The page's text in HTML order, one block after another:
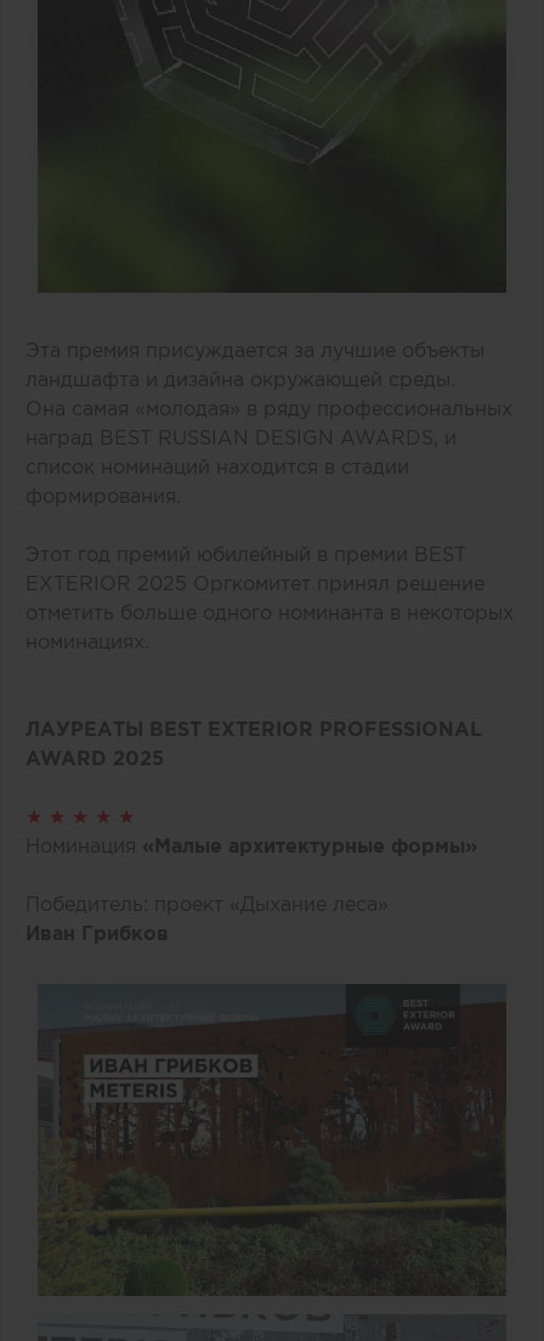
Эта премия присуждается за лучшие объекты
ландшафта и дизайна окружающей среды.
Она самая «молодая» в ряду профессиональных
наград BEST RUSSIAN DESIGN AWARDS, и
список номинаций находится в стадии
формирования.
Этот год премий юбилейный в премии BEST
EXTERIOR 2025 Оргкомитет принял решение
отметить больше одного номинанта в некоторых
номинациях.
ЛАУРЕАТЫ BEST EXTERIOR PROFESSIONAL
AWARD 2025
★ ★ ★ ★ ★
Номинация «Малые архитектурные формы»
Победитель: проект «Дыхание леса»
Иван Грибков